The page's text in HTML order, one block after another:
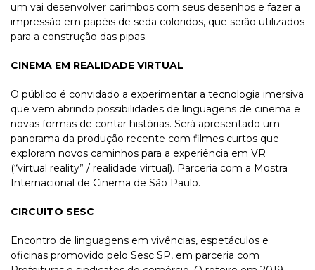
um vai desenvolver carimbos com seus desenhos e fazer a
impressão em papéis de seda coloridos, que serão utilizados
para a construção das pipas.
CINEMA EM REALIDADE VIRTUAL
O público é convidado a experimentar a tecnologia imersiva
que vem abrindo possibilidades de linguagens de cinema e
novas formas de contar histórias. Será apresentado um
panorama da produção recente com filmes curtos que
exploram novos caminhos para a experiência em VR
(“virtual reality” / realidade virtual). Parceria com a Mostra
Internacional de Cinema de São Paulo.
CIRCUITO SESC
Encontro de linguagens em vivências, espetáculos e
oficinas promovido pelo Sesc SP, em parceria com